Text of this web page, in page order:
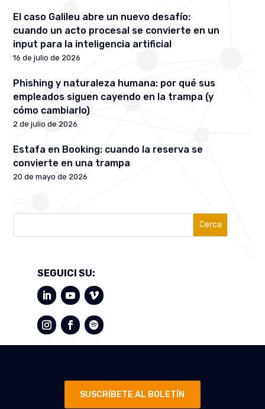
El caso Galileu abre un nuevo desafío:
cuando un acto procesal se convierte en un
input para la inteligencia artificial
16 de julio de 2026
Phishing y naturaleza humana: por qué sus
empleados siguen cayendo en la trampa (y
cómo cambiarlo)
2 de julio de 2026
Estafa en Booking: cuando la reserva se
convierte en una trampa
20 de mayo de 2026
Cerca
SEGUICI SU:
SUSCRÍBETE AL BOLETÍN